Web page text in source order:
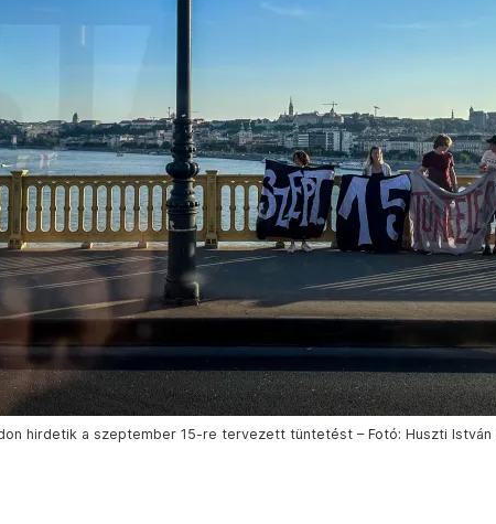
hirdetik a szeptember 15-re tervezett tüntetést – Fotó: Huszti István